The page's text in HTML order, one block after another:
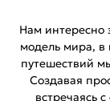
Нам интересно
модель мира, в
путешествий
Создавая
встречаясь